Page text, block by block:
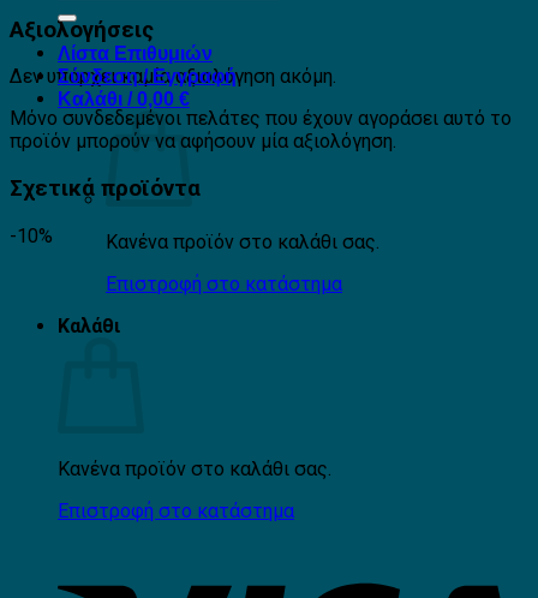
για:
Λίστα Επιθυμιών
Σύνδεση / Εγγραφή
Καλάθι /0,00 €
Κανένα προϊόν στο καλάθι σας.
Επιστροφή στο κατάστημα
Καλάθι
Κανένα προϊόν στο καλάθι σας.
Επιστροφή στο κατάστημα
Αξιολογήσεις
Δεν υπάρχει καμία αξιολόγηση ακόμη.
Μόνο συνδεδεμένοι πελάτες που έχουν αγοράσει αυτό το
προϊόν μπορούν να αφήσουν μία αξιολόγηση.
Σχετικά προϊόντα
-10%